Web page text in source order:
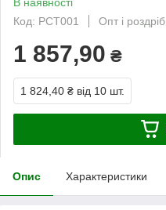
Код: РСТ001
Опт і роздріб
1 857,90 ₴
1 824,40 ₴ від 10 шт.
Опис Характеристики